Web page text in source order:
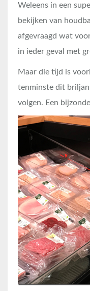
Weleens in een
bekijken van
afgevraagd wat
in ieder geval met
Maar die tijd is
tenminste dit
volgen. Een